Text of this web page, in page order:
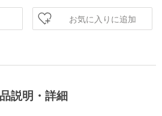
お気に入りに追加
説明・詳細